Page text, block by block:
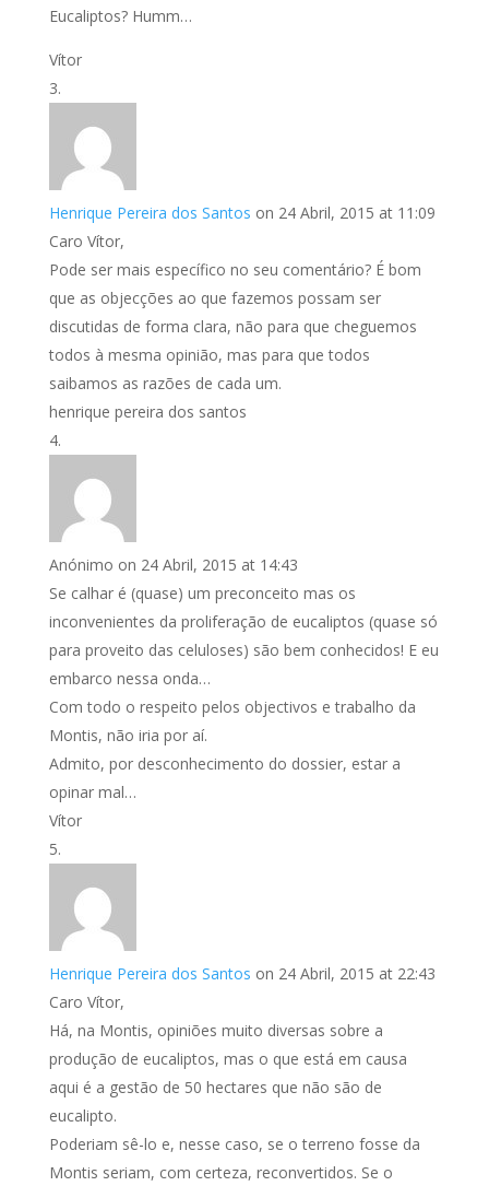
Eucaliptos? Humm…
Vítor
Henrique Pereira dos Santos on 24 Abril, 2015 at 11:09
Caro Vítor,
Pode ser mais específico no seu comentário? É bom
que as objecções ao que fazemos possam ser
discutidas de forma clara, não para que cheguemos
todos à mesma opinião, mas para que todos
saibamos as razões de cada um.
henrique pereira dos santos
Anónimo on 24 Abril, 2015 at 14:43
Se calhar é (quase) um preconceito mas os
inconvenientes da proliferação de eucaliptos (quase só
para proveito das celuloses) são bem conhecidos! E eu
embarco nessa onda…
Com todo o respeito pelos objectivos e trabalho da
Montis, não iria por aí.
Admito, por desconhecimento do dossier, estar a
opinar mal…
Vítor
Henrique Pereira dos Santos on 24 Abril, 2015 at 22:43
Caro Vítor,
Há, na Montis, opiniões muito diversas sobre a
produção de eucaliptos, mas o que está em causa
aqui é a gestão de 50 hectares que não são de
eucalipto.
Poderiam sê-lo e, nesse caso, se o terreno fosse da
Montis seriam, com certeza, reconvertidos. Se o